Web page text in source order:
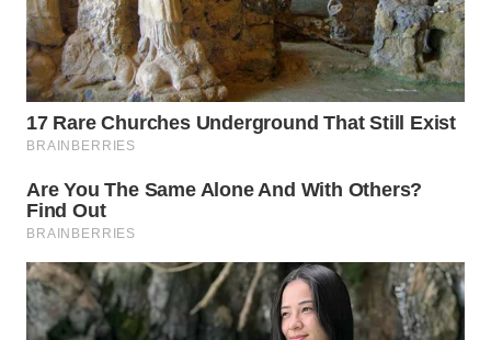
LAWAS
WN
SUMEDANG
CIANJUR
WN
KEPULAUAN
SERIBU